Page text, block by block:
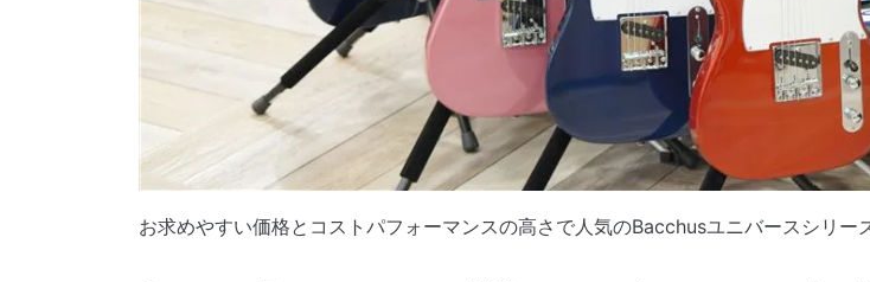
お求めやすい価格とコストパフォーマンスの高さで人気のBacchusユニバースシリーズ